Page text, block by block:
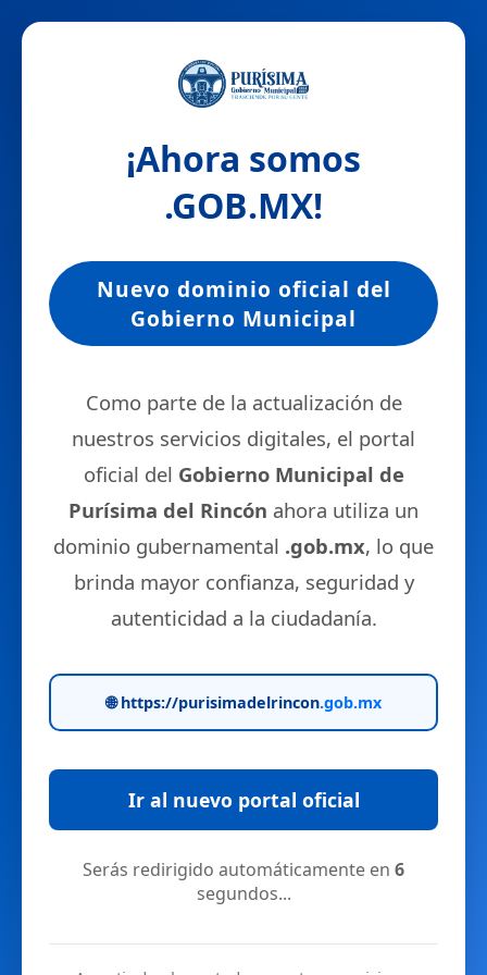
¡Ahora somos
.GOB.MX!
Nuevo dominio oficial del
Gobierno Municipal
Como parte de la actualización de
nuestros servicios digitales, el portal
oficial del Gobierno Municipal de
Purísima del Rincón ahora utiliza un
dominio gubernamental .gob.mx, lo que
brinda mayor confianza, seguridad y
autenticidad a la ciudadanía.
🌐 https://purisimadelrincon.gob.mx
Ir al nuevo portal oficial
Serás redirigido automáticamente en 5
segundos...